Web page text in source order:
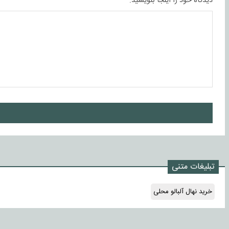
تبلیغات متنی
خرید نهال آلبالو محلی